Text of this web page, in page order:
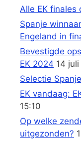
Alle EK finales
Spanje
Engeland in
Bevestigde
EK 2024 14
Selectie
EK vandaag:
15:10
Op welke
uitgezonden?